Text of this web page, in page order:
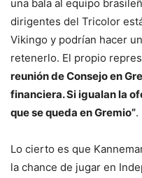
una bala al equipo
dirigentes del Tricolor
Vikingo y podrían hacer
retenerlo. El propio
reunión de Consejo en
financiera. Si igualan la
que se queda en Gremio”.
Lo cierto es que
la chance de jugar en